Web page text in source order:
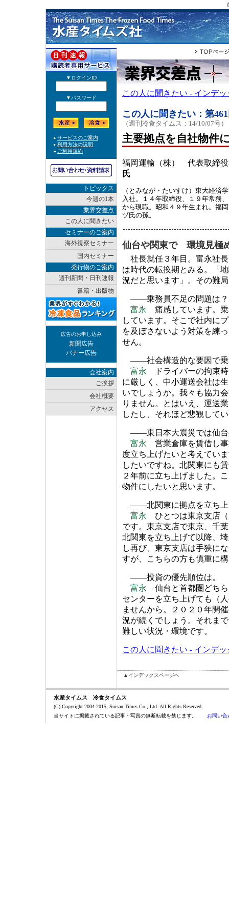
トピックス
今週の1本
業界交差点
この人に聞きたい
セミナーのご案内
海外視察セミナー
国内セミナー
発行物のご案内
週刊新聞・日刊速報
書籍・出版物
広告のお申し込み
新聞広告
バナー広告
会社案内
ご挨拶
会社概要
アクセス
この人に聞きたい - インデ
この人に聞きたい：第
（週刊冷食タイムス：14/10/07号）
主要拠点を自社物件
福岡運輸（株） 代表取締
氏
（とみなが・たいすけ）東大経済
入社。１４年取締役、１９年常務
から現職。昭和４９年生まれ。福
ヅ氏の孫。
仙台や関東で 環境見極
社長就任３年目。富永社
は時代の転換期とみる。「
況だと思います」。その難
――乗務員不足の問題は？
富永
痛感しています。乗
しています。そこで社内に
を及ぼさないよう対策を練
せん。
――社会構造的な要因で乗
富永
ドライバーの拘束時
に厳しく、中小運送会社は
いでしょうか。我々も協力
りません。とはいえ、運送
したし、それほど悲観して
――東日本大震災では仙台
富永
営業倉庫を賃借し事
度立ち上げたいと考えてい
したいですね。北関東にも
２年前に立ち上げました。
物件にしたいと思います。
――北関東に拠点を立ち上
富永
ひとつは東京支店（
です。東京支店で東京、千
北関東を立ち上げて以降、
し再び、東京支店は手狭に
すが、こちらの方も慎重に
――投資の優先順位は。
富永
仙台と首都圏どちら
センターを立ち上げても（
ませんから。２０２０年開
況が続くでしょう。それま
難しい状況・環境です。
この人に聞きたい - インデ
▲インデックスページへ
水産タイムス 冷食タイムス
(C) Copyright 2004-2015, Suisan Times Co., Ltd. All Rights Reserved.
当サイトに掲載されている記事・写真の無断転載を禁じます。 お問い合